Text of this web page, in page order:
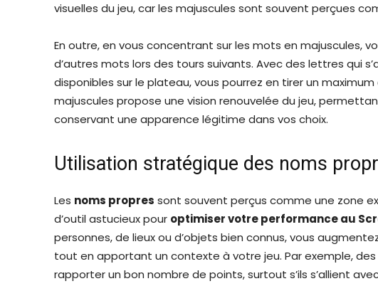
visuelles du jeu, car les majuscules sont souvent perçues
En outre, en vous concentrant sur les mots en majuscules,
d’autres mots lors des tours suivants. Avec des lettres qui
disponibles sur le plateau, vous pourrez en tirer un
majuscules propose une vision renouvelée du jeu,
conservant une apparence légitime dans vos choix.
Utilisation stratégique des noms
Les noms propres sont souvent perçus comme une zone
d’outil astucieux pour optimiser votre performance au
personnes, de lieux ou d’objets bien connus, vous
tout en apportant un contexte à votre jeu. Par exemple,
rapporter un bon nombre de points, surtout s’ils s’allient